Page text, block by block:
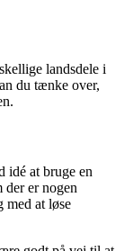
landsdele i
du tænke over,
idé at bruge en
er nogen
med at løse